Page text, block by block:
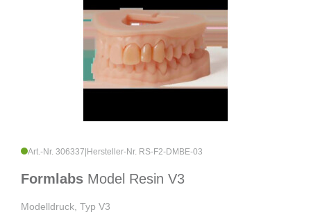
Art.-Nr. 306337 Hersteller-Nr. RS-F2-DMBE-03
Formlabs Model Resin V3
Modelldruck, Typ V3